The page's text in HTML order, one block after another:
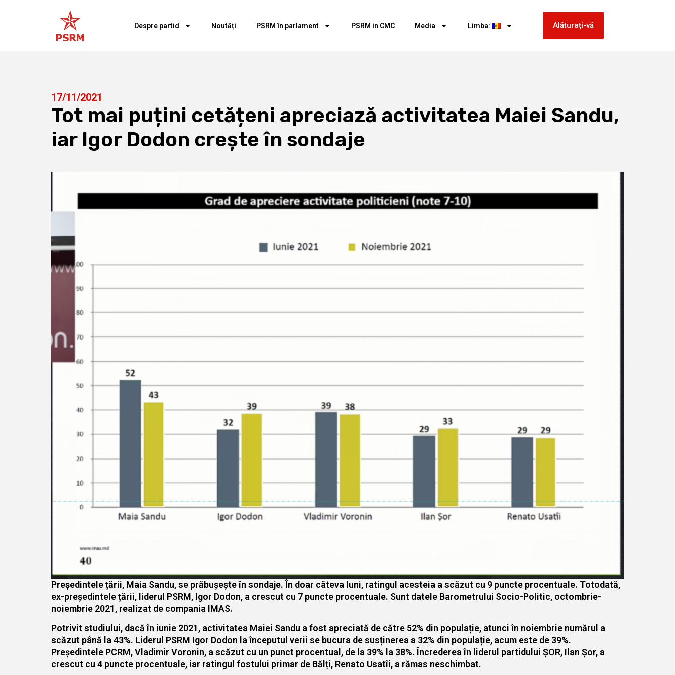
Despre partid Noutăți PSRM în parlament PSRM in CMC Media Limba: Alăturați-vă
17/11/2021
Tot mai puțini cetățeni apreciază activitatea Maiei Sandu,
iar Igor Dodon crește în sondaje
Președintele țării, Maia Sandu, se prăbușește în sondaje. În doar câteva luni, ratingul acesteia a scăzut cu 9 puncte procentuale. Totodată,
ex-președintele țării, liderul PSRM, Igor Dodon, a crescut cu 7 puncte procentuale. Sunt datele Barometrului Socio-Politic, octombrie-
noiembrie 2021, realizat de compania IMAS.
Potrivit studiului, dacă în iunie 2021, activitatea Maiei Sandu a fost apreciată de către 52% din populație, atunci în noiembrie numărul a
scăzut până la 43%. Liderul PSRM Igor Dodon la începutul verii se bucura de susținerea a 32% din populație, acum este de 39%.
Președintele PCRM, Vladimir Voronin, a scăzut cu un punct procentual, de la 39% la 38%. Încrederea în liderul partidului ȘOR, Ilan Șor, a
crescut cu 4 puncte procentuale, iar ratingul fostului primar de Bălți, Renato Usatîi, a rămas neschimbat.